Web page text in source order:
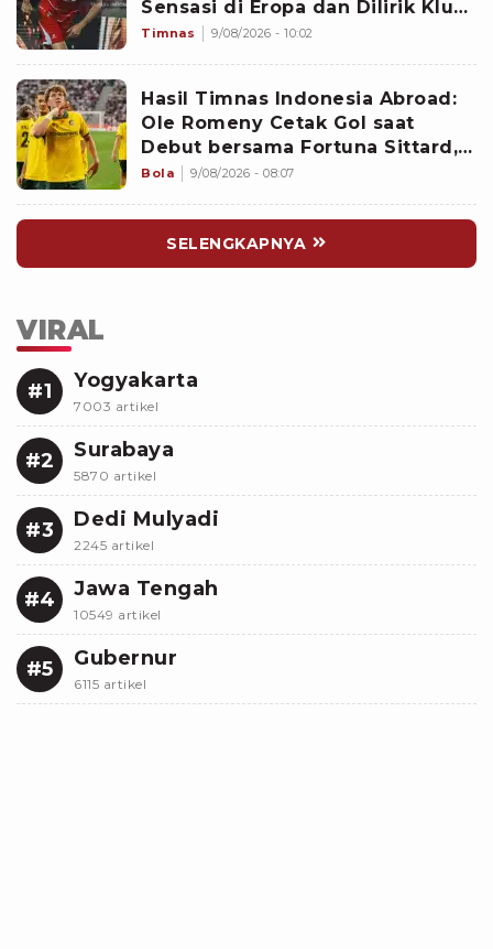
Sensasi di Eropa dan Dilirik Klub
Kasta Teratas
Timnas 9/08/2026 - 10:02
Hasil Timnas Indonesia Abroad:
Ole Romeny Cetak Gol saat
Debut bersama Fortuna Sittard,
Justin Hubner Main Penuh
Bola 9/08/2026 - 08:07
SELENGKAPNYA
VIRAL
#1 Yogyakarta
7003 artikel
#2 Surabaya
5870 artikel
#3 Dedi Mulyadi
2245 artikel
#4 Jawa Tengah
10549 artikel
#5 Gubernur
6115 artikel